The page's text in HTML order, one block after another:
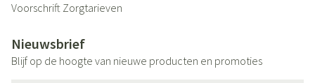
Voorschrift Zorgtarieven
Nieuwsbrief
Blijf op de hoogte van nieuwe producten en promoties